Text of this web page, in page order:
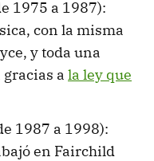
1975 a 1987):
con la misma
y toda una
a la ley que
1987 a 1998):
en Fairchild